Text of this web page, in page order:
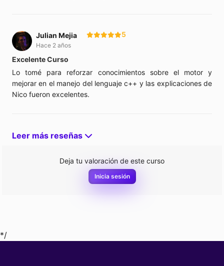
Julian Mejia
Hace 2 años
5
Excelente Curso
Lo tomé para reforzar conocimientos sobre el motor y
mejorar en el manejo del lenguaje c++ y las explicaciones de
Nico fueron excelentes.
Leer más reseñas
Deja tu valoración de este curso
Inicia sesión
*/